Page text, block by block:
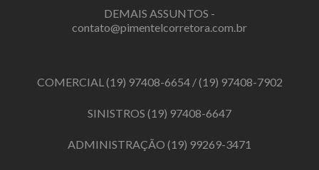
DEMAIS ASSUNTOS -
contato@pimentelcorretora.com.br
COMERCIAL (19) 97408-6654/(19) 97408-7902
SINISTROS (19) 97408-6647
ADMINISTRAÇÃO (19) 99269-3471